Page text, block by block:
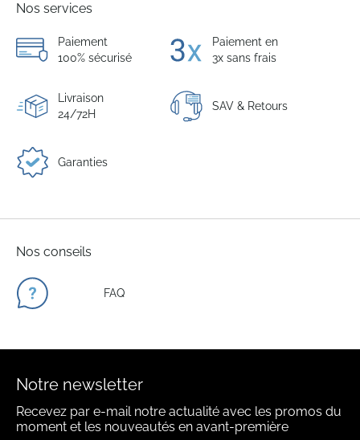
Nos services
Paiement
100% sécurisé
Paiement en
3x sans frais
Livraison
24/72H
SAV & Retours
Garanties
Nos conseils
FAQ
Notre newsletter
Recevez par e-mail notre actualité avec les promos du
moment et les nouveautés en avant-première